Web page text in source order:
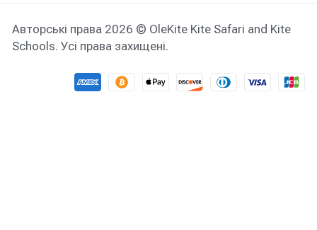
Авторські права 2026 © OleKite Kite Safari and Kite
Schools. Усі права захищені.